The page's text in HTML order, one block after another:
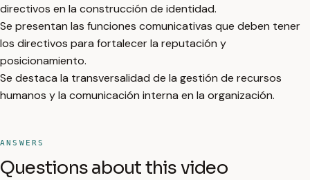
directivos en la construcción de identidad.
Se presentan las funciones comunicativas que deben tener
los directivos para fortalecer la reputación y
posicionamiento.
Se destaca la transversalidad de la gestión de recursos
humanos y la comunicación interna en la organización.
ANSWERS
Questions about this video